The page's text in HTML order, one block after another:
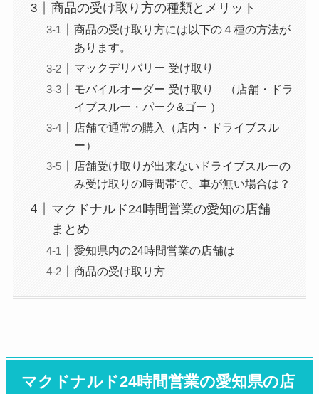
商品の受け取り方の種類とメリット
商品の受け取り方には以下の４種の方法が
あります。
マックデリバリー 受け取り
モバイルオーダー 受け取り （店舗・ドラ
イブスルー・パーク&ゴー ）
店舗で通常の購入（店内・ドライブスル
ー）
店舗受け取りが出来ないドライブスルーの
み受け取りの時間帯で、車が無い場合は？
マクドナルド24時間営業の愛知の店舗
まとめ
愛知県内の24時間営業の店舗は
商品の受け取り方
マクドナルド24時間営業の愛知県の店